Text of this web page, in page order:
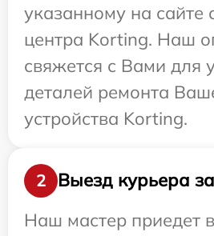
указанному на сайте
центра Korting. Наш
свяжется с Вами для
деталей ремонта
устройства Korting.
2
Выезд курьера
Наш мастер приедет